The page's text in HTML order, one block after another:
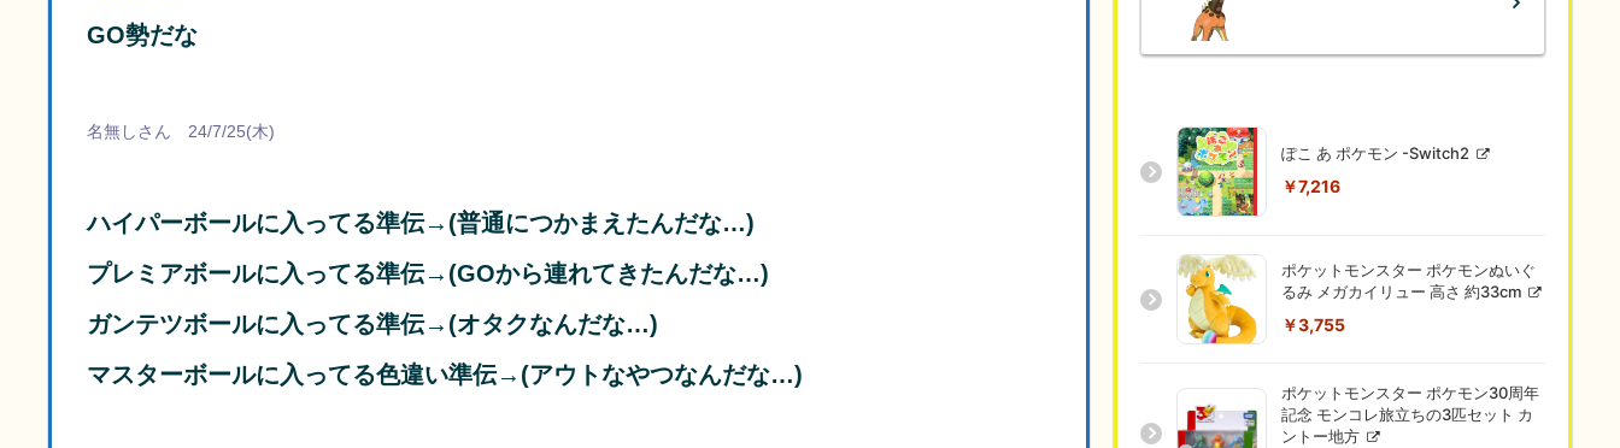
GO勢だな
名無しさん 24/7/25(木)
ハイパーボールに入ってる準伝→(普通につかまえたんだな…)
プレミアボールに入ってる準伝→(GOから連れてきたんだな…)
ガンテツボールに入ってる準伝→(オタクなんだな…)
マスターボールに入ってる色違い準伝→(アウトなやつなんだな…)
ぽこ あ ポケモン -Switch2
￥7,216
ポケットモンスター ポケモンぬいぐ
るみ メガカイリュー 高さ 約33cm
￥3,755
ポケットモンスター ポケモン30周年
記念 モンコレ旅立ちの3匹セット カ
ントー地方